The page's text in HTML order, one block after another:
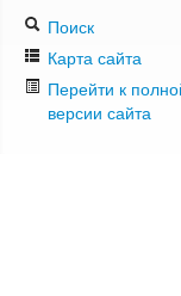
Поиск
Карта сайта
Перейти к
версии сайта